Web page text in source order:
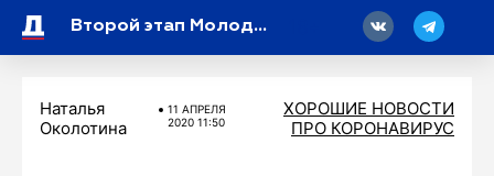
Второй этап Молодежной лиги по пляжному футболу начался с победы «Кристалла»
Наталья
Околотина
11 АПРЕЛЯ
2020 11:50
ХОРОШИЕ НОВОСТИ
ПРО КОРОНАВИРУС